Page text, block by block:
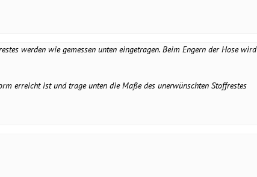
werden wie gemessen unten eingetragen. Beim Engern der Hose wird
erreicht ist und trage unten die Maße des unerwünschten Stoffrestes